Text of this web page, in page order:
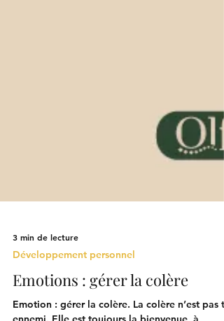
3 min de lecture
Développement personnel